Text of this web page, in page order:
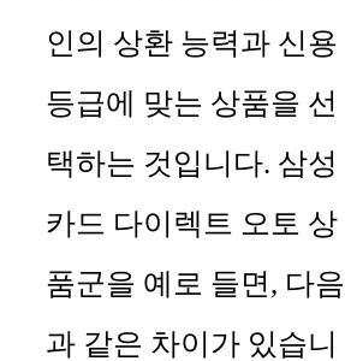
인의 상환 능력과 신용
등급에 맞는 상품을 선
택하는 것입니다. 삼성
카드 다이렉트 오토 상
품군을 예로 들면, 다음
과 같은 차이가 있습니